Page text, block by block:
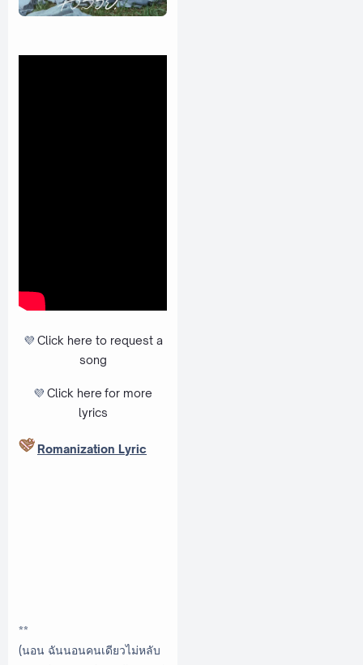
💜 Click here to request a
song
💜 Click here for more
lyrics
Romanization Lyric
**
(นอน ฉันนอนคนเดียวไม่หลับ